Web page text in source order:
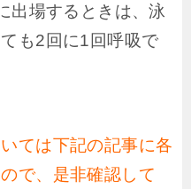
出場するときは、泳
も2回に1回呼吸で
ては下記の記事に各
で、是非確認して